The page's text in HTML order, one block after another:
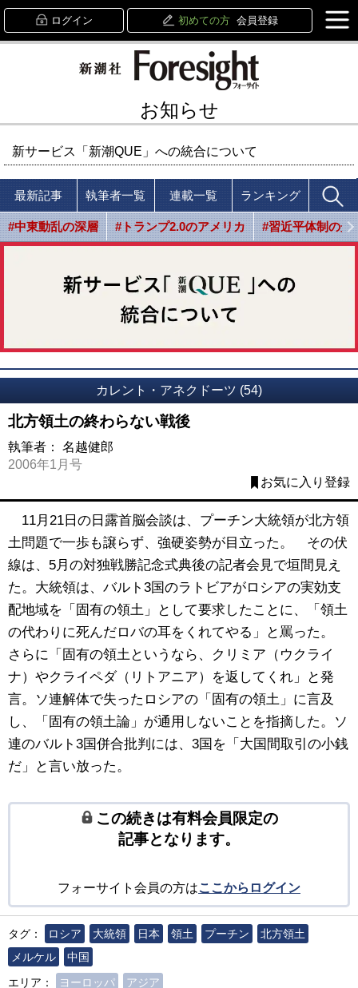
ログイン 初めての方 会員登録
お知らせ
新サービス「新潮QUE」への統合について
最新記事 執筆者一覧 連載一覧 ランキング
#中東動乱の深層 #トランプ2.0のアメリカ #習近平体制の光
カレント・アネクドーツ (54)
北方領土の終わらない戦後
執筆者： 名越健郎
2006年1月号
お気に入り登録
11月21日の日露首脳会談は、プーチン大統領が北方領
土問題で一歩も譲らず、強硬姿勢が目立った。 その伏
線は、5月の対独戦勝記念式典後の記者会見で垣間見え
た。大統領は、バルト3国のラトビアがロシアの実効支
配地域を「固有の領土」として要求したことに、「領土
の代わりに死んだロバの耳をくれてやる」と罵った。
さらに「固有の領土というなら、クリミア（ウクライ
ナ）やクライペダ（リトアニア）を返してくれ」と発
言。ソ連解体で失ったロシアの「固有の領土」に言及
し、「固有の領土論」が通用しないことを指摘した。ソ
連のバルト3国併合批判には、3国を「大国間取引の小銭
だ」と言い放った。
この続きは有料会員限定の
記事となります。
フォーサイト会員の方はここからログイン
タグ： ロシア 大統領 日本 領土 プーチン
北方領土
メルケル
中国
エリア：
ヨーロッパ
アジア